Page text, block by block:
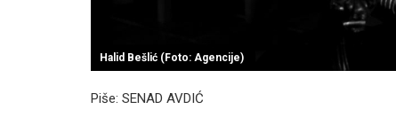
Halid Bešlić (Foto: Agencije)
Piše: SENAD AVDIĆ